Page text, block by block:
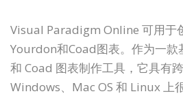
Visual Paradigm Online 可用于
Yourdon和Coad图表。作为一
和 Coad 图表制作工具，它具有
Windows、Mac OS 和 Linux 上